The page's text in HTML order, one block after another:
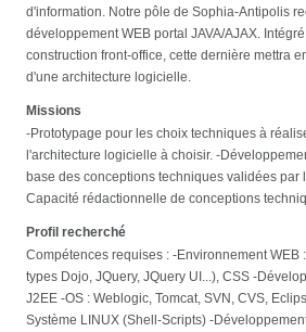
d'information. Notre pôle de Sophia-Antipolis
développement WEB portal JAVA/AJAX.
construction front-office, cette dernière mettra
d'une architecture logicielle.
Missions
-Prototypage pour les choix techniques à
l'architecture logicielle à choisir. -
base des conceptions techniques validées par
Capacité rédactionnelle de conceptions
Profil recherché
Compétences requises : -Environnement WEB
types Dojo, JQuery, JQuery UI...), CSS -
J2EE -OS : Weblogic, Tomcat, SVN, CVS,
Système LINUX (Shell-Scripts) -